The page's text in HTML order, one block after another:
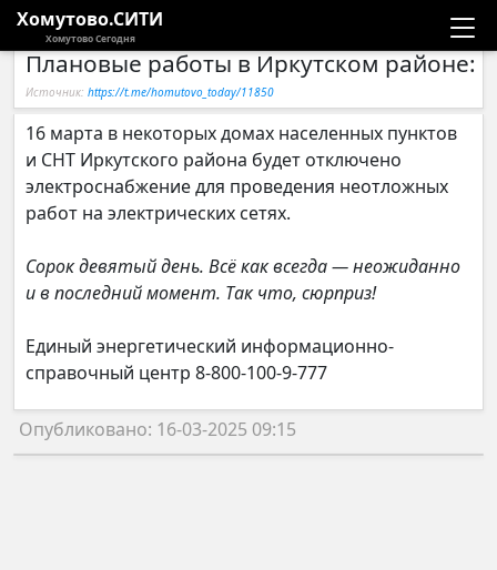
Хомутово.СИТИ
Хомутово Сегодня
Новости
Галерея
Плановые работы в Иркутском районе:
Источник: https://t.me/homutovo_today/11850
16 марта в некоторых домах населенных пунктов
и СНТ Иркутского района будет отключено
электроснабжение для проведения неотложных
работ на электрических сетях.
Сорок девятый день. Всё как всегда — неожиданно
и в последний момент. Так что, сюрприз!
Единый энергетический информационно-
справочный центр 8-800-100-9-777
Опубликовано: 16-03-2025 09:15